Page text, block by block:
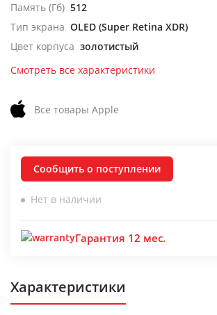
Память (Гб) 512
Тип экрана OLED (Super Retina XDR)
Цвет корпуса золотистый
Смотреть все характеристики
Все товары Apple
Сообщить о поступлении
Нет в наличии
Гарантия 12 мес.
Характеристики